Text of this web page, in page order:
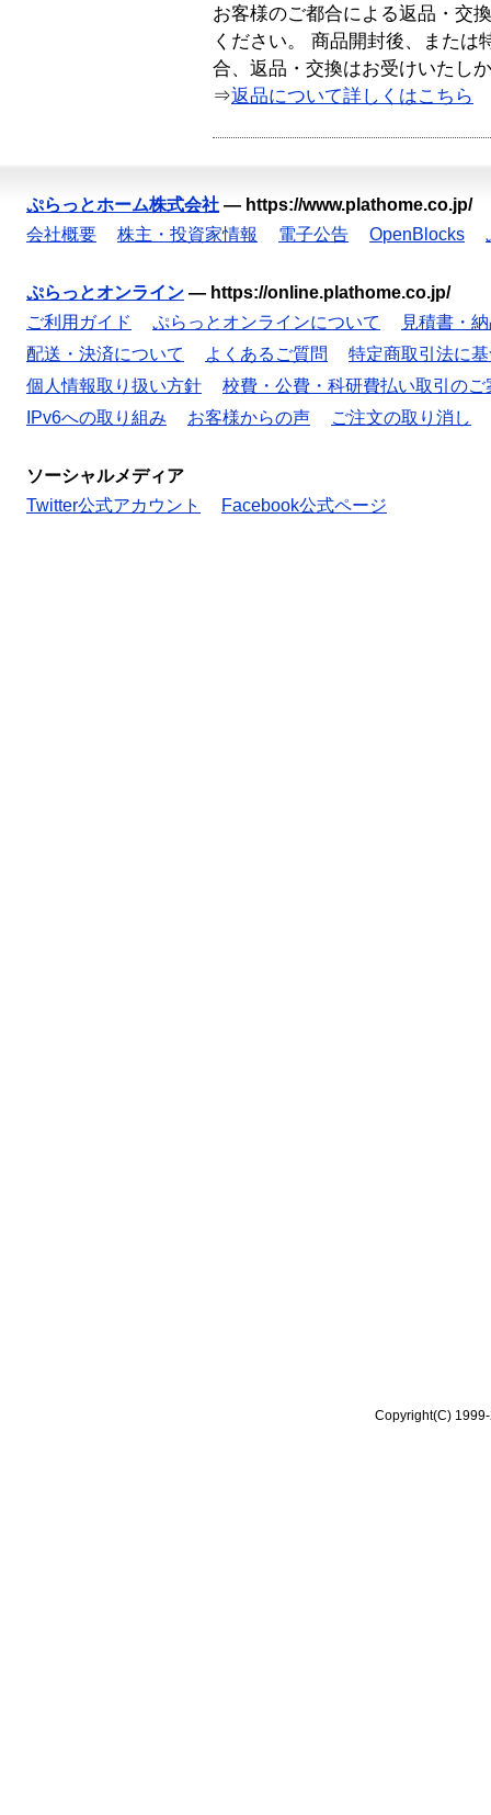
お客様のご都合による返品・交
ください。 商品開封後、または
合、返品・交換はお受けいたし
⇒返品について詳しくはこちら
ぷらっとホーム株式会社 — https://www.plathome.co.jp/
会社概要
株主・投資家情報 電子公告 OpenBlocks
ぷらっとオンライン — https://online.plathome.co.jp/
ご利用ガイド
ぷらっとオンラインについて
見積書・
配送・決済について
よくあるご質問
特定商取引法に
個人情報取り扱い方針
校費・公費・科研費払い取引のご
IPv6への取り組み
お客様からの声 ご注文の取り消し
ソーシャルメディア
Twitter公式アカウント
Facebook公式ページ
Copyright(C)